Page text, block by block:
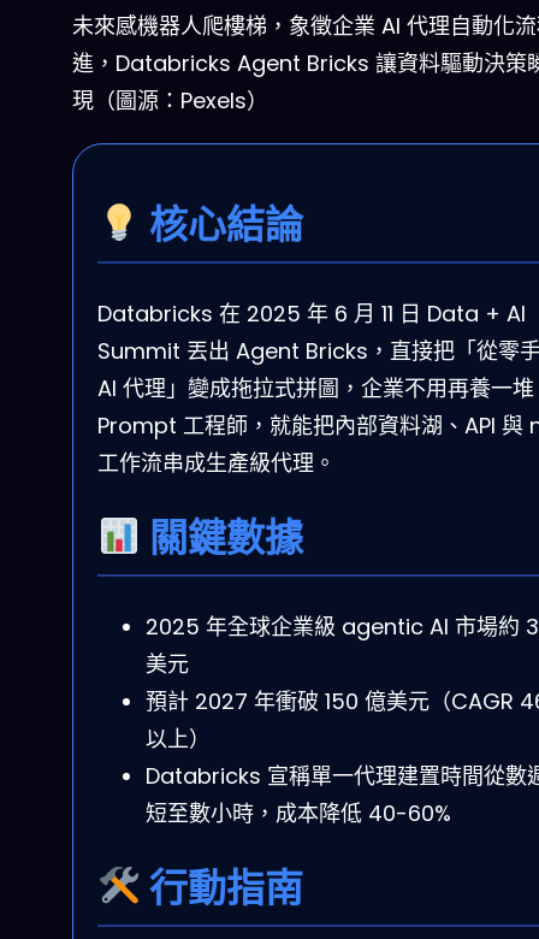
未來感機器人爬樓梯，象徵企業 AI 代理自動化
進，Databricks Agent Bricks 讓資料驅動決策
現（圖源：Pexels）
核心結論
Databricks 在 2025 年 6 月 11 日 Data + AI
Summit 丟出 Agent Bricks，直接把「從零
AI 代理」變成拖拉式拼圖，企業不用再養一堆
Prompt 工程師，就能把內部資料湖、API 與
工作流串成生產級代理。
關鍵數據
2025 年全球企業級 agentic AI 市場約
美元
預計 2027 年衝破 150 億美元（CAGR
以上）
Databricks 宣稱單一代理建置時間從數
短至數小時，成本降低 40-60%
行動指南